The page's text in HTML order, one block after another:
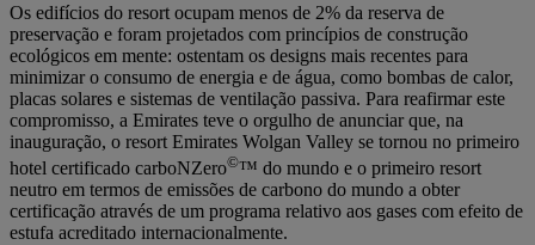
Os edifícios do resort ocupam menos de 2% da reserva de
preservação e foram projetados com princípios de construção
ecológicos em mente: ostentam os designs mais recentes para
minimizar o consumo de energia e de água, como bombas de calor,
placas solares e sistemas de ventilação passiva. Para reafirmar este
compromisso, a Emirates teve o orgulho de anunciar que, na
inauguração, o resort Emirates Wolgan Valley se tornou no primeiro
hotel certificado carboNZero©™ do mundo e o primeiro resort
neutro em termos de emissões de carbono do mundo a obter
certificação através de um programa relativo aos gases com efeito de
estufa acreditado internacionalmente.